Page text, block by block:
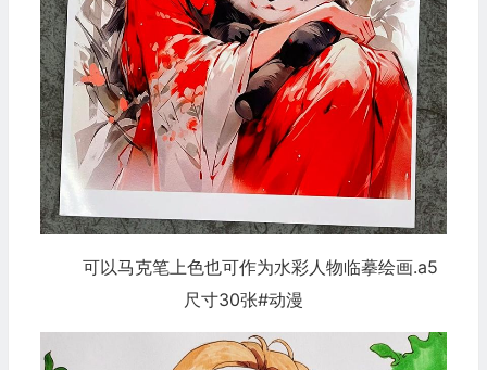
可以马克笔上色也可作为水彩人物临摹绘画.a5
尺寸30张#动漫